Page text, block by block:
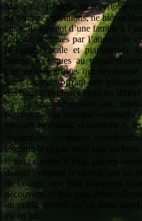
Musical. Rompus au répertoire
de certaines partitions, ne
autre, ils glissent d’une famille à
celle-ci, intrigués par l’audace de
(d’esprit, vocale et pianistique),
finesse scéniques au travail
Ces mêmes artistes ont
leurs capteurs offrant une
des liens d’évidence entre les
en ont une préhension rare,
percevoir …la presque
évoquer leur sœur «l’autruche »,
«tamanoir» «crapaud»
Comme le cygne mâle sait, un
le nid ; comme le chat, par ses
danger ; comme le cheval, par les
de l’orage, nos trois compères
découverte et leur total
un public troublé qu’on fasse
est en lui.